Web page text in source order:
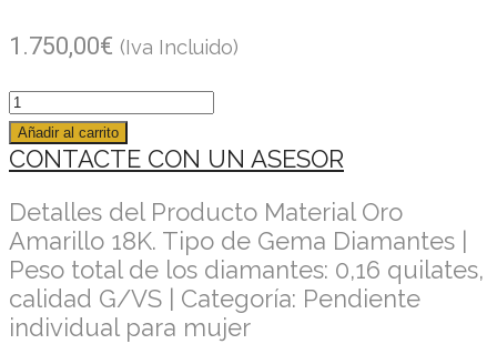
1.750,00€ (Iva Incluido)
Añadir al carrito
CONTACTE CON UN ASESOR
Detalles del Producto Material Oro
Amarillo 18K. Tipo de Gema Diamantes |
Peso total de los diamantes: 0,16 quilates,
calidad G/VS | Categoría: Pendiente
individual para mujer